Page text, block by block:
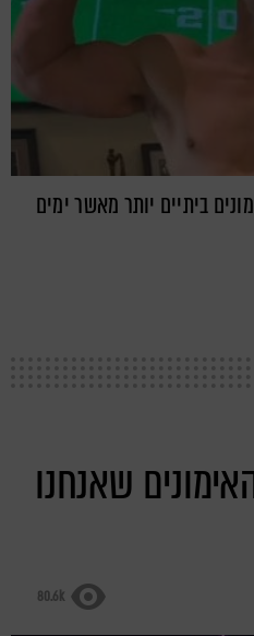
ביתיים יותר מאשר ימים
שאנחנו
80.6k